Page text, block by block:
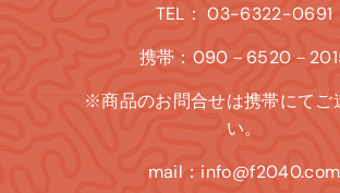
TEL： 03-6322-0691
携帯：090－6520－
※商品のお問合せは携帯にてご
い。
mail：info@f2040.com